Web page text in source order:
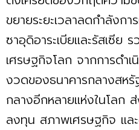
ขยายระยะเวลาลดกำลังก
ซาอุดิอาระเบียและรัสเซีย
เศรษฐกิจโลก จากการดำเ
งวดของธนาคารกลางสหรั
กลางอีกหลายแห่งในโลก
ลงทุน สภาพเศรษฐกิจ แล